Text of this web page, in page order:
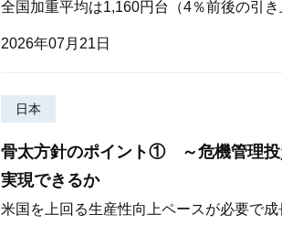
全国加重平均は1,160円台（4％前後の引
2026年07月21日
日本
骨太方針のポイント① ～危機管理投
実現できるか
米国を上回る生産性向上ペースが必要で